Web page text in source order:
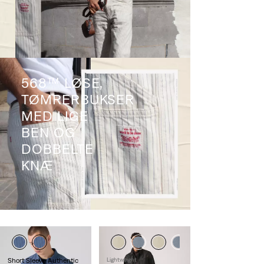
Short Sleeve Authentic
Lightweight
568™ LØSE,
TØMRERBUKSER
MED LIGE
BEN OG
DOBBELTE
KNÆ